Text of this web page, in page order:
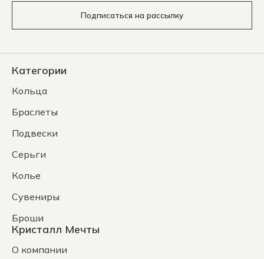
Подписаться на рассылку
Категории
Кольца
Браслеты
Подвески
Серьги
Колье
Сувениры
Броши
Кристалл Мечты
О компании